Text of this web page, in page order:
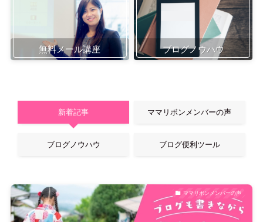
無料メール講座 ブログノウハウ
新着記事 ママリボンメンバーの声
ブログノウハウ ブログ便利ツール
ママリボンメンバーの声